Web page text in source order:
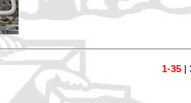
1-35|